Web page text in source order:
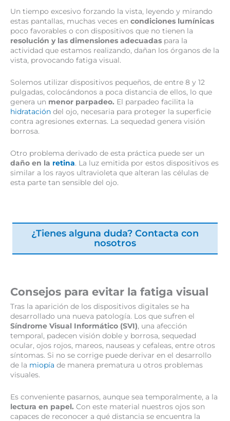
Un tiempo excesivo forzando la vista, leyendo y mirando
estas pantallas, muchas veces en condiciones lumínicas
poco favorables o con dispositivos que no tienen la
resolución y las dimensiones adecuadas para la
actividad que estamos realizando, dañan los órganos de la
vista, provocando fatiga visual.
Solemos utilizar dispositivos pequeños, de entre 8 y 12
pulgadas, colocándonos a poca distancia de ellos, lo que
genera un menor parpadeo. El parpadeo facilita la
hidratación del ojo, necesaria para proteger la superficie
contra agresiones externas. La sequedad genera visión
borrosa.
Otro problema derivado de esta práctica puede ser un
daño en la retina. La luz emitida por estos dispositivos es
similar a los rayos ultravioleta que alteran las células de
esta parte tan sensible del ojo.
¿Tienes alguna duda? Contacta con
nosotros
Consejos para evitar la fatiga visual
Tras la aparición de los dispositivos digitales se ha
desarrollado una nueva patología. Los que sufren el
Síndrome Visual Informático (SVI), una afección
temporal, padecen visión doble y borrosa, sequedad
ocular, ojos rojos, mareos, nauseas y cefaleas, entre otros
síntomas. Si no se corrige puede derivar en el desarrollo
de la miopía de manera prematura u otros problemas
visuales.
Es conveniente pasarnos, aunque sea temporalmente, a la
lectura en papel. Con este material nuestros ojos son
capaces de reconocer a qué distancia se encuentra la